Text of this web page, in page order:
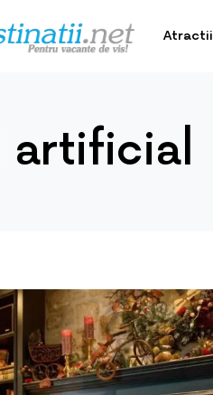
Atractii
artificial